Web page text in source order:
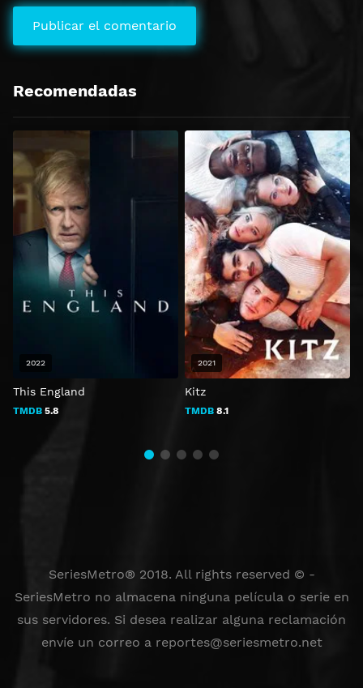
Recomendadas
This England
TMDB 5.8
2022
Kitz
TMDB 8.1
2021
SeriesMetro® 2018. All rights reserved © -
SeriesMetro no almacena ninguna película o serie en
sus servidores. Si desea realizar alguna reclamación
envíe un correo a reportes@seriesmetro.net